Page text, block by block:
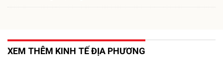
XEM THÊM KINH TẾ ĐỊA PHƯƠNG